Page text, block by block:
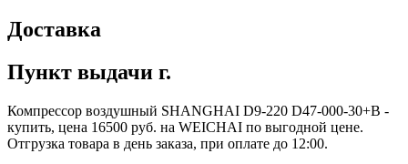
Доставка
Пункт выдачи г.
Компрессор воздушный SHANGHAI D9-220 D47-000-30+B -
купить, цена 16500 руб. на WEICHAI по выгодной цене.
Отгрузка товара в день заказа, при оплате до 12:00.